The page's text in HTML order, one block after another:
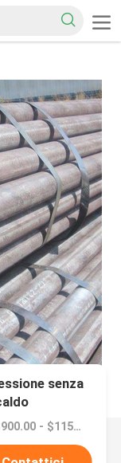
senza
Prezzo：$900.00 - $1150.00/Tons